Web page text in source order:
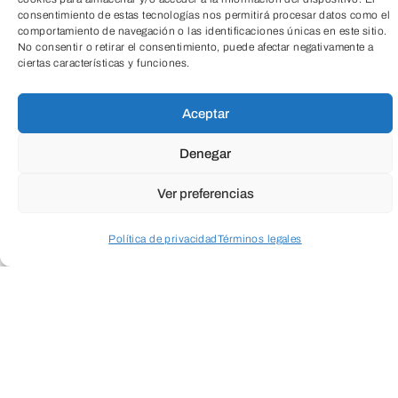
consentimiento de estas tecnologías nos permitirá procesar datos como el
comportamiento de navegación o las identificaciones únicas en este sitio.
No consentir o retirar el consentimiento, puede afectar negativamente a
ciertas características y funciones.
Aceptar
Denegar
Ver preferencias
Política de privacidadTérminos legales
TeleEntradas